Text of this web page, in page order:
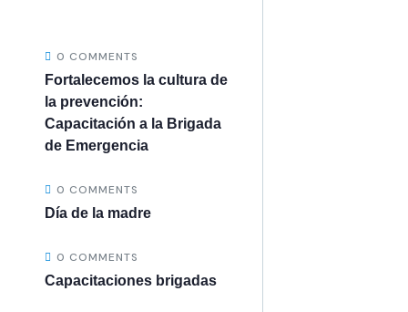
0 COMMENTS
Fortalecemos la cultura de
la prevención:
Capacitación a la Brigada
de Emergencia
0 COMMENTS
Día de la madre
0 COMMENTS
Capacitaciones brigadas